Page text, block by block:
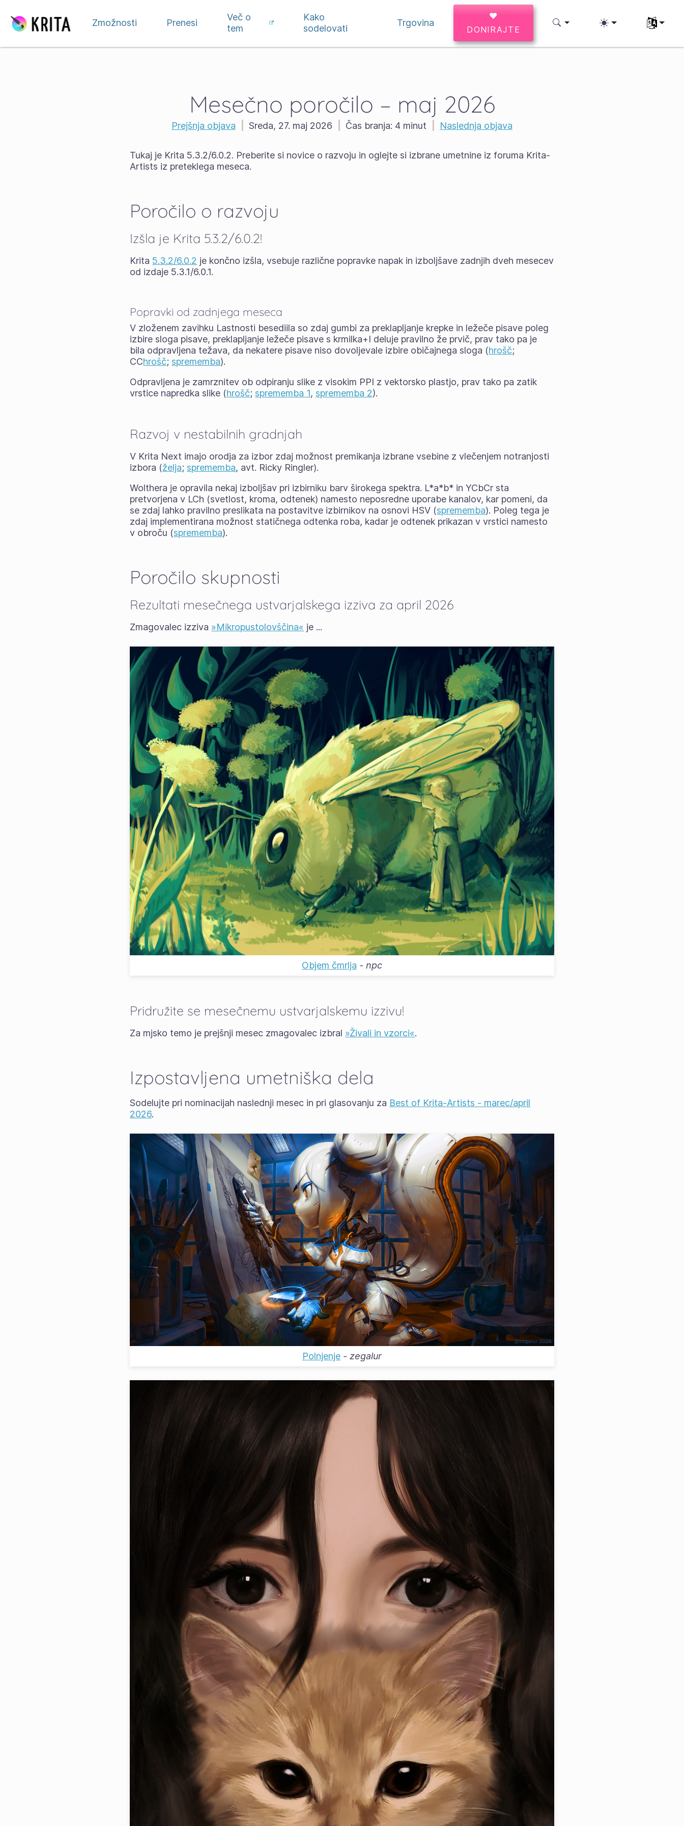
Zmožnosti
Prenesi
Več o
tem
Kako
sodelovati
Trgovina
♥
DONIRAJTE
Izberite
Mesečno poročilo – maj 2026
Prejšnja objava Sreda, 27. maj 2026 Čas branja: 4 minut Naslednja objava
Tukaj je Krita 5.3.2/6.0.2. Preberite si novice o razvoju in oglejte si izbrane umetnine iz foruma Krita-
Artists iz preteklega meseca.
Poročilo o razvoju
Izšla je Krita 5.3.2/6.0.2!
Krita 5.3.2/6.0.2 je končno izšla, vsebuje različne popravke napak in izboljšave zadnjih dveh mesecev
od izdaje 5.3.1/6.0.1.
Popravki od zadnjega meseca
V zloženem zavihku Lastnosti besediila so zdaj gumbi za preklapljanje krepke in ležeče pisave poleg
izbire sloga pisave, preklapljanje ležeče pisave s krmilka+I deluje pravilno že prvič, prav tako pa je
bila odpravljena težava, da nekatere pisave niso dovoljevale izbire običajnega sloga (hrošč;
CChrošč;sprememba).
Odpravljena je zamrznitev ob odpiranju slike z visokim PPI z vektorsko plastjo, prav tako pa zatik
vrstice napredka slike (hrošč;sprememba 1,sprememba 2).
Razvoj v nestabilnih gradnjah
V Krita Next imajo orodja za izbor zdaj možnost premikanja izbrane vsebine z vlečenjem notranjosti
izbora (želja;sprememba, avt. Ricky Ringler).
Wolthera je opravila nekaj izboljšav pri izbirniku barv širokega spektra. L*a*b* in YCbCr sta
pretvorjena v LCh (svetlost, kroma, odtenek) namesto neposredne uporabe kanalov, kar pomeni, da
se zdaj lahko pravilno preslikata na postavitve izbirnikov na osnovi HSV (sprememba). Poleg tega je
zdaj implementirana možnost statičnega odtenka roba, kadar je odtenek prikazan v vrstici namesto
v obroču (sprememba).
Poročilo skupnosti
Rezultati mesečnega ustvarjalskega izziva za april 2026
Zmagovalec izziva »Mikropustolovščina« je ...
Objem čmrlja - npc
Pridružite se mesečnemu ustvarjalskemu izzivu!
Za mjsko temo je prejšnji mesec zmagovalec izbral »Živali in vzorci«.
Izpostavljena umetniška dela
Sodelujte pri nominacijah naslednji mesec in pri glasovanju za Best of Krita-Artists - marec/april
2026.
Polnjenje - zegalur